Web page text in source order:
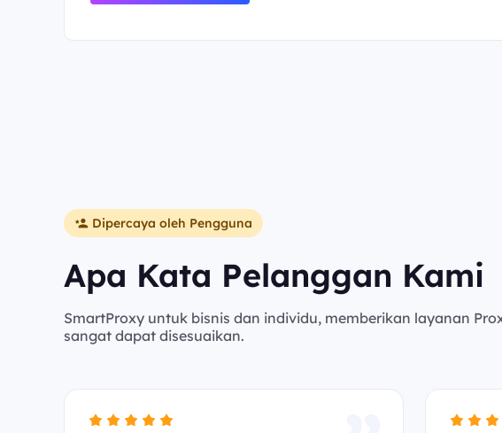
Dipercaya oleh Pengguna
Apa Kata Pelanggan Kami
SmartProxy untuk bisnis dan individu, memberikan layanan
sangat dapat disesuaikan.